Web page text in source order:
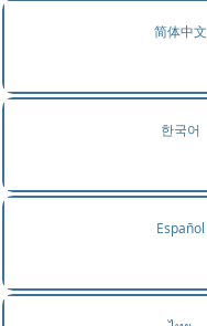
简体中文
한국어
Español